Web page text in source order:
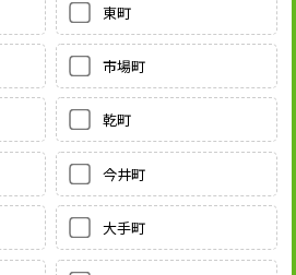
東町
市場町
乾町
今井町
大手町